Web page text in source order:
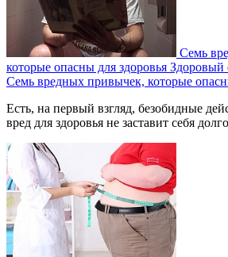
Семь
которые опасны для здоровья Здоровый
Семь вредных привычек, которые
Есть, на первый взгляд, безобидные
вред для здоровья не заставит себя